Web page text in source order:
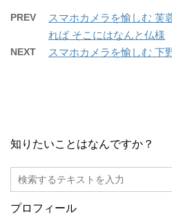
PREV
スマホカメラを愉しむ 芙
れば そこにはなんと仏様
NEXT スマホカメラを愉しむ 下
知りたいことはなんですか？
プロフィール